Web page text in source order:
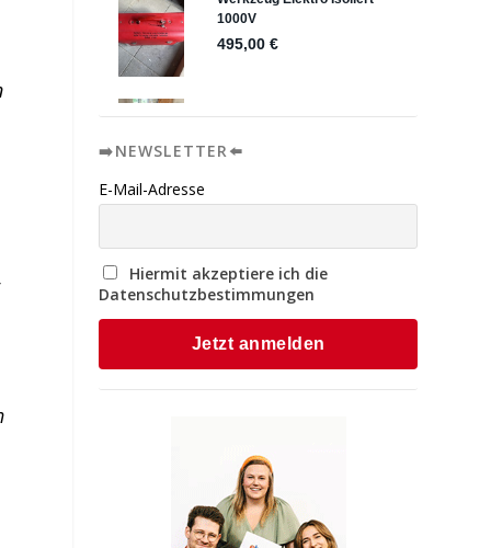
➡️NEWSLETTER⬅️
E-Mail-Adresse
Hiermit akzeptiere ich die
Datenschutzbestimmungen